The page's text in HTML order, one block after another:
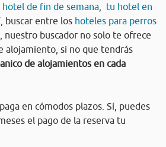
hotel de fin de semana
tu hotel en
, buscar entre los hoteles para perros
, nuestro buscador no solo te ofrece
alojamiento, si no que tendrás
de alojamientos en cada
en cómodos plazos. Sí, puedes
el pago de la reserva tu